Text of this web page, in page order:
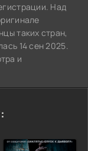
Над
таких стран,
14 сен 2025.
и